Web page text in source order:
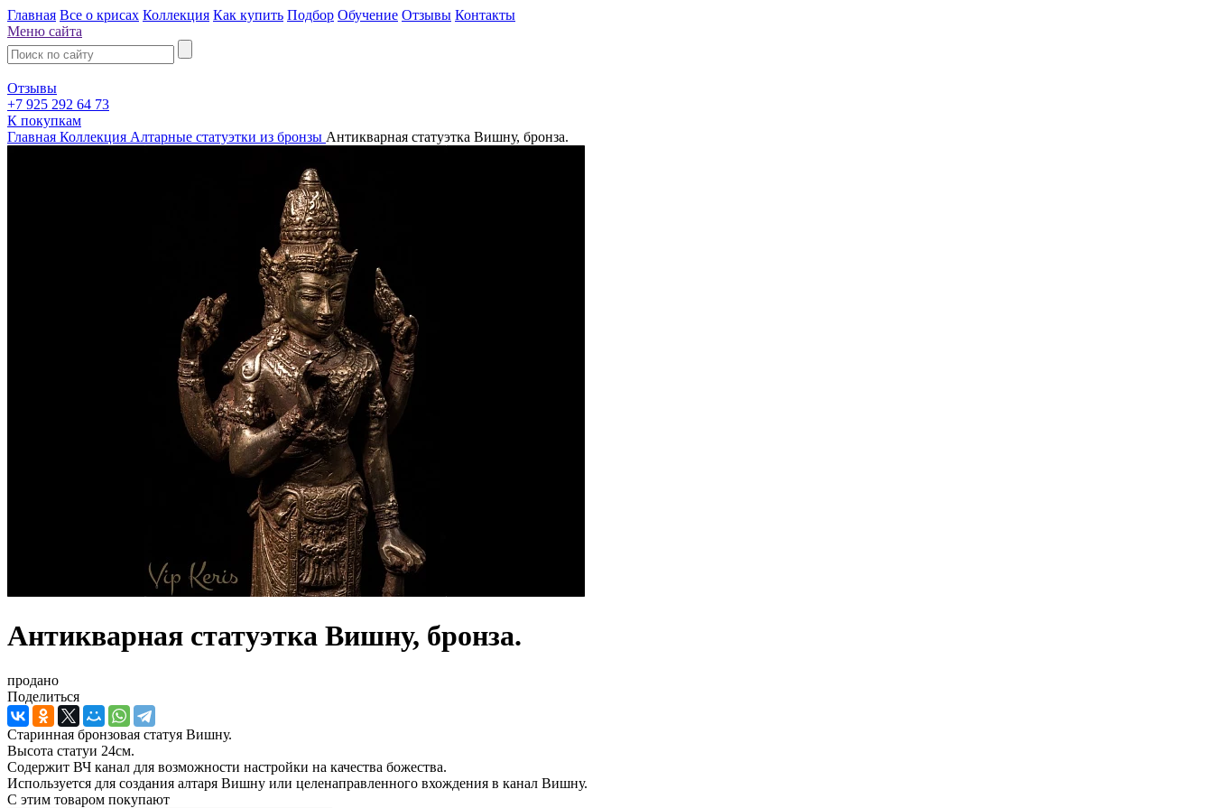
Главная Все о крисах Коллекция Как купить Подбор Обучение Отзывы Контакты
Меню сайта
Отзывы
+7 925 292 64 73
К покупкам
Главная Коллекция Алтарные статуэтки из бронзы Антикварная статуэтка Вишну, бронза.
Антикварная статуэтка Вишну, бронза.
продано
Поделиться
Старинная бронзовая статуя Вишну.
Высота статуи 24см.
Содержит ВЧ канал для возможности настройки на качества божества.
Используется для создания алтаря Вишну или целенаправленного вхождения в канал Вишну.
С этим товаром покупают